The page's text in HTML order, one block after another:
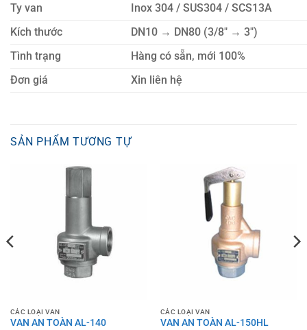
Ty van
Inox 304 / SUS304 / SCS13A
Kích thước
DN10 → DN80 (3/8″ → 3″)
Tình trạng
Hàng có sẵn, mới 100%
Đơn giá
Xin liên hệ
SẢN PHẨM TƯƠNG TỰ
CÁC LOẠI VAN
VAN AN TOÀN AL-140
CÁC LOẠI VAN
VAN AN TOÀN AL-150HL